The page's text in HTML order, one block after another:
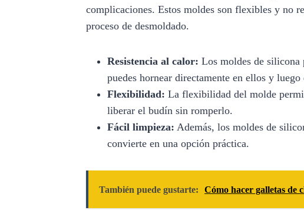
complicaciones. Estos moldes son flexibles y no
proceso de desmoldado.
Resistencia al calor: Los moldes de silicona
puedes hornear directamente en ellos y
Flexibilidad: La flexibilidad del molde
liberar el budín sin romperlo.
Fácil limpieza: Además, los moldes de
convierte en una opción práctica.
También puede gustarte: Cómo hacer galletas de